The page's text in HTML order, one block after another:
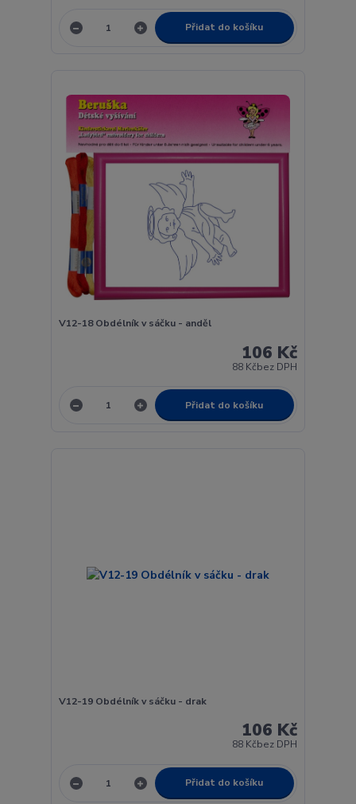
Přidat do košíku
V12-18 Obdélník v sáčku - anděl
106 Kč
88 Kčbez DPH
Přidat do košíku
V12-19 Obdélník v sáčku - drak
106 Kč
88 Kčbez DPH
Přidat do košíku